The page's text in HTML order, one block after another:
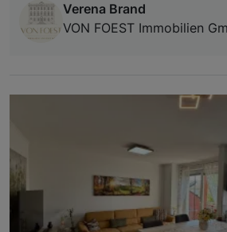
Verena Brand
VON FOEST Immobilien